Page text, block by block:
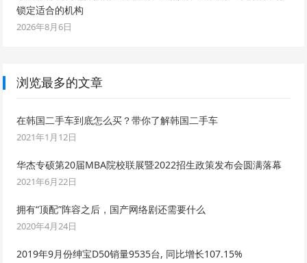
锁定适合的机构
2026年8月6日
浏览最多的文章
在韩国二手车到底怎么买？带你了解韩国二手车
2021年1月12日
华杰专硕第20届MBA院校联展暨2022招生政策发布会圆满落幕
2021年6月22日
拥有“顶配”阵容之后，国产网络剧还需要什么
2020年4月24日
2019年9月份绅宝D50销量9535台, 同比增长107.15%